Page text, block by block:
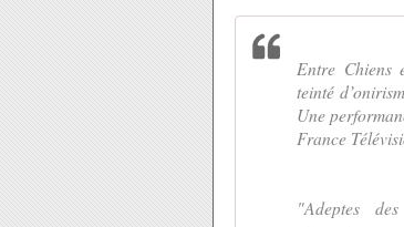
Entre Chiens
teinté
Une
France
"Adeptes